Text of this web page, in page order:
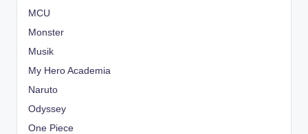
MCU
Monster
Musik
My Hero Academia
Naruto
Odyssey
One Piece